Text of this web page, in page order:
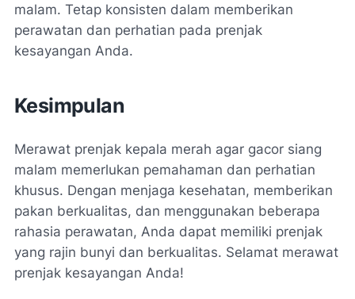
malam. Tetap konsisten dalam memberikan
perawatan dan perhatian pada prenjak
kesayangan Anda.
Kesimpulan
Merawat prenjak kepala merah agar gacor siang
malam memerlukan pemahaman dan perhatian
khusus. Dengan menjaga kesehatan, memberikan
pakan berkualitas, dan menggunakan beberapa
rahasia perawatan, Anda dapat memiliki prenjak
yang rajin bunyi dan berkualitas. Selamat merawat
prenjak kesayangan Anda!